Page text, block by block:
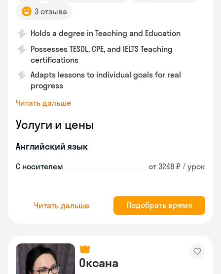
3 отзыва
Holds a degree in Teaching and Education
Possesses TESOL, CPE, and IELTS Teaching
certifications
Adapts lessons to individual goals for real
progress
Читать дальше
Услуги и цены
Английский язык
С носителем от 3248 ₽ / урок
Читать дальше Подобрать время
Оксана